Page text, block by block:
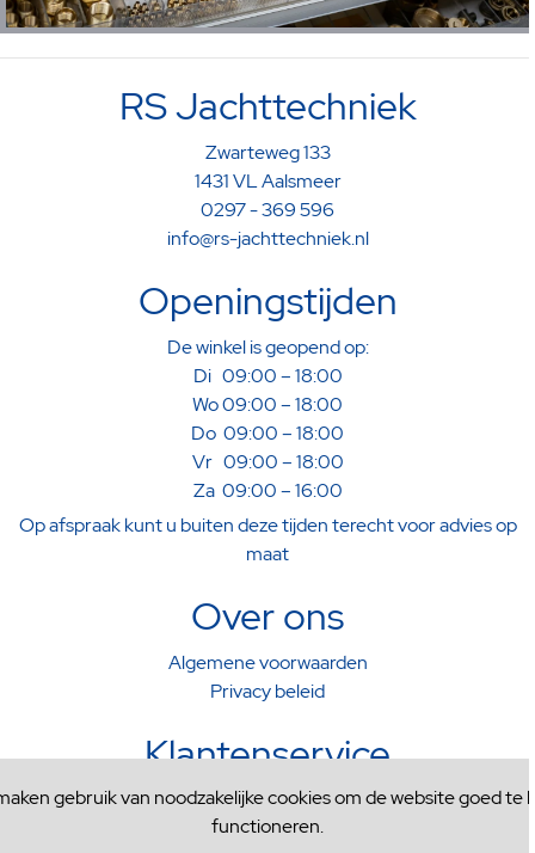
gebruik van noodzakelijke cookies om de website goed te
functioneren.
RS Jachttechniek
Zwarteweg 133
1431 VL Aalsmeer
0297 - 369 596
info@rs-jachttechniek.nl
Openingstijden
De winkel is geopend op:
Di 09:00 – 18:00
Wo 09:00 – 18:00
Do 09:00 – 18:00
Vr 09:00 – 18:00
Za 09:00 – 16:00
Op afspraak kunt u buiten deze tijden terecht voor advies op
maat
Over ons
Algemene voorwaarden
Privacy beleid
Klantenservice
Verzenden & Afhalen
Ruilen & Retourneren